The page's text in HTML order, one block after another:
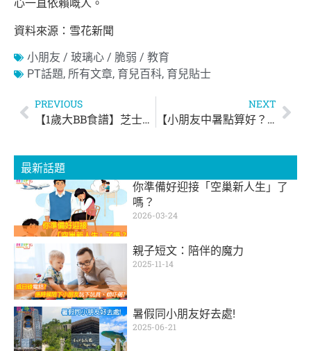
心一直依賴嘅人。
資料來源：雪花新聞
小朋友 / 玻璃心 / 脆弱 / 教育
PT話題, 所有文章, 育兒百科, 育兒貼士
PREVIOUS
【1歲大BB食譜】芝士吐司卷
NEXT
【小朋友中暑點算好？點樣預防中暑？】
最新話題
你準備好迎接「空巢新人生」了
嗎？
2026-03-24
親子短文：陪伴的魔力
2025-11-14
暑假同小朋友好去處!
2025-06-21